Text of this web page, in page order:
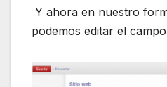
Y ahora en nuestro
podemos editar el